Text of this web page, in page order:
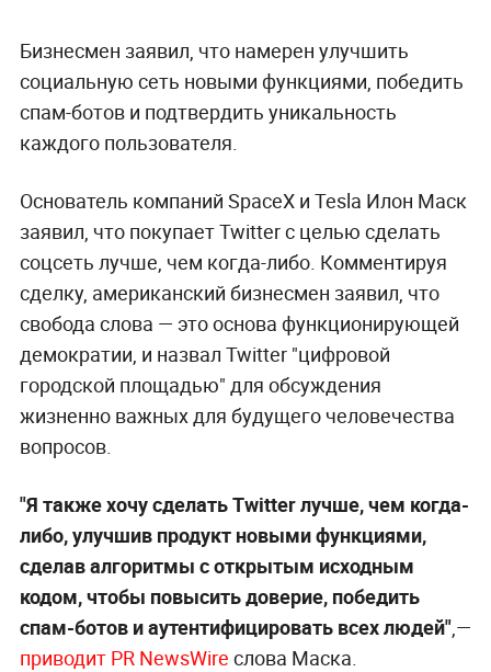
Бизнесмен заявил, что намерен улучшить
социальную сеть новыми функциями, победить
спам-ботов и подтвердить уникальность
каждого пользователя.
Основатель компаний SpaceX и Tesla Илон Маск
заявил, что покупает Twitter с целью сделать
соцсеть лучше, чем когда-либо. Комментируя
сделку, американский бизнесмен заявил, что
свобода слова — это основа функционирующей
демократии, и назвал Twitter "цифровой
городской площадью" для обсуждения
жизненно важных для будущего человечества
вопросов.
"Я также хочу сделать Twitter лучше, чем когда-
либо, улучшив продукт новыми функциями,
сделав алгоритмы с открытым исходным
кодом, чтобы повысить доверие, победить
спам-ботов и аутентифицировать всех людей",—
приводит PR NewsWire слова Маска.